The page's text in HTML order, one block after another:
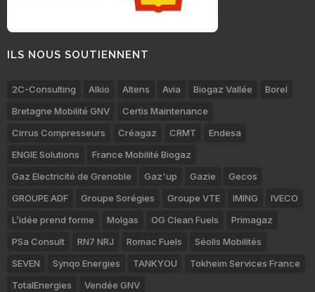
ILS NOUS SOUTIENNENT
2C-Consulting Alkio Altens Avia Biogaz Vallée
Borel
Bretagne Mobilité GNV
Certis Maintenance
Cirrus Compresseurs
Créagaz CRMT
Endesa
ENGIE Solutions
France Mobilité Biogaz
Gaz Electricité de Grenoble
Gaz'up Gazie
Gecos
GROUPE ADF
Groupe Sorégies Groupe VTE IMING
IVECO
L’idée prend forme
Molgas OG Clean Fuels
Primagaz
PSa Consult
RN7 NRJ Romac Fuels
Séolis Mobilités
SEVEN
Synqo Energies TANKYOU
Tokheim Services France
TotalEnergies
Vendée GNV